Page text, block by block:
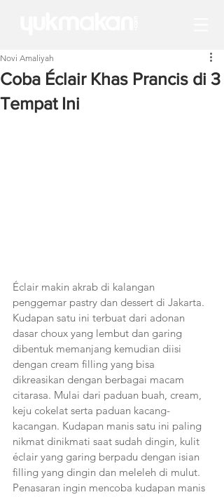
Coba Éclair Khas Prancis di 3
Tempat Ini
Novi Amaliyah
Éclair makin akrab di kalangan
penggemar pastry dan dessert di Jakarta.
Kudapan satu ini terbuat dari adonan
dasar choux yang lembut dan garing
dibentuk memanjang kemudian diisi
dengan cream filling yang bisa
dikreasikan dengan berbagai macam
citarasa. Mulai dari paduan buah, cream,
keju cokelat serta paduan kacang-
kacangan. Kudapan manis satu ini paling
nikmat dinikmati saat sudah dingin, kulit
éclair yang garing berpadu dengan isian
filling yang dingin dan meleleh di mulut.
Penasaran ingin mencoba kudapan manis